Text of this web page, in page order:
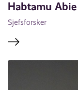
Habtamu Abie
Sjefsforsker